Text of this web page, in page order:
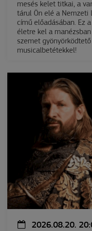
mesés kelet titkai, a
tárul Ön elé a Nemzeti
című előadásában. Ez
életre kel a
szemet
musicalbetétekkel!
2026.08.20.